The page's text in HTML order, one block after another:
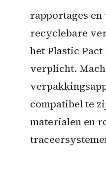
rapportages en
recyclebare
het Plastic Pact
verplicht.
compatibel te
materialen en